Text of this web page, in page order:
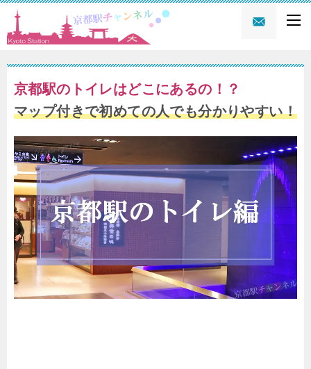
京都駅のトイレはどこにあるの！？
マップ付きで初めての人でも分かりやすい！